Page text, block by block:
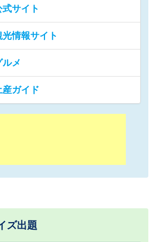
サイト
情報サイト
メ
ガイド
ズ出題